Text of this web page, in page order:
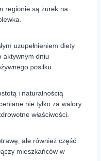
regionie są żurek na
uzupełnieniem diety
aktywnym dniu
posiłku.
i naturalnością
nie tylko za walory
właściwości.
ale również część
mieszkańców w